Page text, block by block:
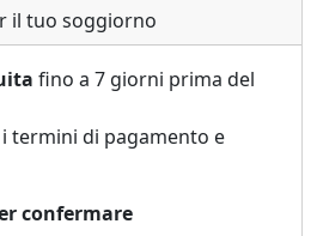
il tuo soggiorno
fino a 7 giorni prima del
termini di pagamento e
confermare